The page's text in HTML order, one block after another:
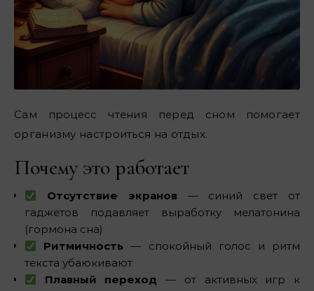
Сам процесс чтения перед сном помогает
организму настроиться на отдых.
Почему это работает
Отсутствие экранов— синий свет от
гаджетов подавляет выработку мелатонина
(гормона сна)
Ритмичность — спокойный голос и ритм
текста убаюкивают
Плавный переход — от активных игр к